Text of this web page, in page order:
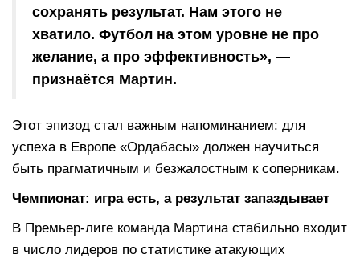
сохранять результат. Нам этого не
хватило. Футбол на этом уровне не про
желание, а про эффективность», —
признаётся Мартин.
Этот эпизод стал важным напоминанием: для
успеха в Европе «Ордабасы» должен научиться
быть прагматичным и безжалостным к соперникам.
Чемпионат: игра есть, а результат запаздывает
В Премьер-лиге команда Мартина стабильно входит
в число лидеров по статистике атакующих